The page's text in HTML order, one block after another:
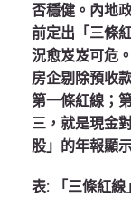
否穩健。內地
前定出「三條
況愈岌岌可危
房企剔除預收
第一條紅線；
三，就是現金
股」的年報顯
表: 「三條紅線」